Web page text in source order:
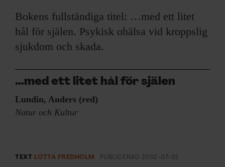
Bokens fullständiga titel: …med ett litet
hål för själen. Psykisk ohälsa vid kroppslig
sjukdom och skada.
…med ett litet hål för själen
Lundin, Anders (red)
Natur och Kultur
TEXT LOTTA FREDHOLM PUBLICERAD 2002-07-01